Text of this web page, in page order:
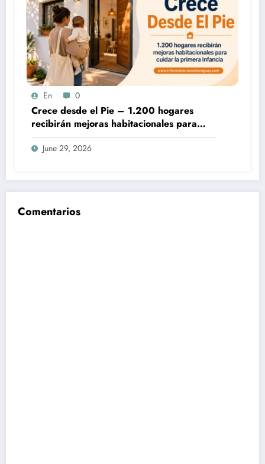
En 0
Crece desde el Pie – 1.200 hogares
recibirán mejoras habitacionales para
cuidar la primera infancia
June 29, 2026
Comentarios